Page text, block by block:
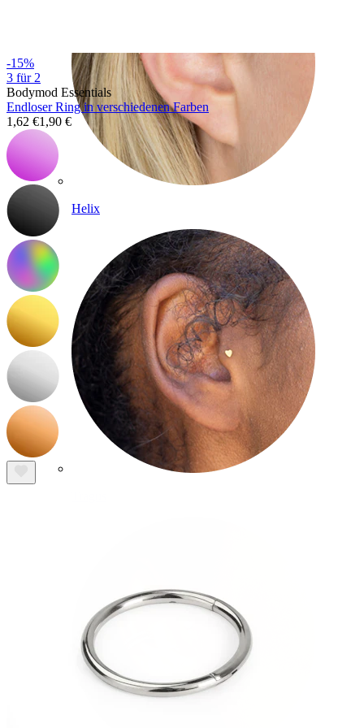
Helix
-15%
3 für 2
Bodymod Essentials
Endloser Ring in verschiedenen Farben
1,62 €1,90 €